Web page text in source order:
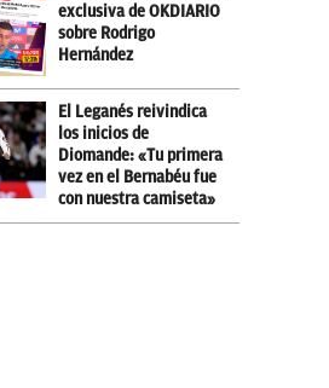
exclusiva de OKDIARIO
sobre Rodrigo
Hernández
El Leganés reivindica
los inicios de
Diomande: «Tu primera
vez en el Bernabéu fue
con nuestra camiseta»